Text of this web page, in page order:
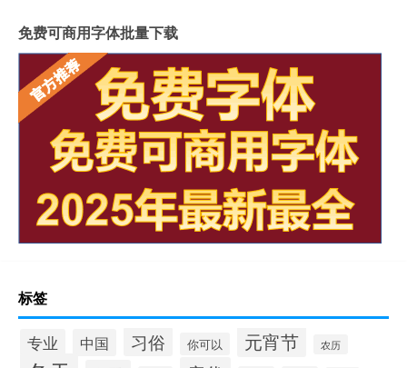
免费可商用字体批量下载
标签
专业 中国 习俗 你可以 元宵节 农历